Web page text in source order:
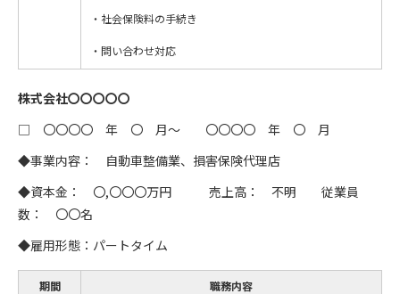
・社会保険料の手続き
・問い合わせ対応
株式会社〇〇〇〇〇
□ 〇〇〇〇 年 〇 月～ 〇〇〇〇 年 〇 月
◆事業内容： 自動車整備業、損害保険代理店
◆資本金： 〇,〇〇〇万円 売上高： 不明 従業員
数： 〇〇名
◆雇用形態：パートタイム
期間 職務内容